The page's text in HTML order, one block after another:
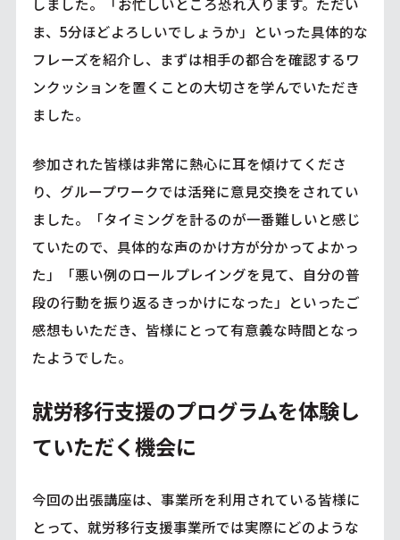
ま、5分ほどよろしいでしょうか」といった具体的な
フレーズを紹介し、まずは相手の都合を確認するワ
ンクッションを置くことの大切さを学んでいただき
ました。
参加された皆様は非常に熱心に耳を傾けてくださ
り、グループワークでは活発に意見交換をされてい
ました。「タイミングを計るのが一番難しいと感じ
ていたので、具体的な声のかけ方が分かってよかっ
た」「悪い例のロールプレイングを見て、自分の普
段の行動を振り返るきっかけになった」といったご
感想もいただき、皆様にとって有意義な時間となっ
たようでした。
就労移行支援のプログラムを体験し
ていただく機会に
今回の出張講座は、事業所を利用されている皆様に
とって、就労移行支援事業所では実際にどのような